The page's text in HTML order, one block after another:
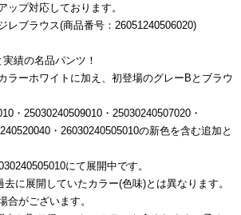
プ対応しております。
レブラウス(商品番号：26051240506020)
績の名品パンツ！
ラーホワイトに加え、初登場のグレーBとブラウ
・25030240509010・25030240507020・
・26030240505010の新色を含む追加と
にて展開中です。
に展開していたカラー(色味)とは異なります。
がございます。